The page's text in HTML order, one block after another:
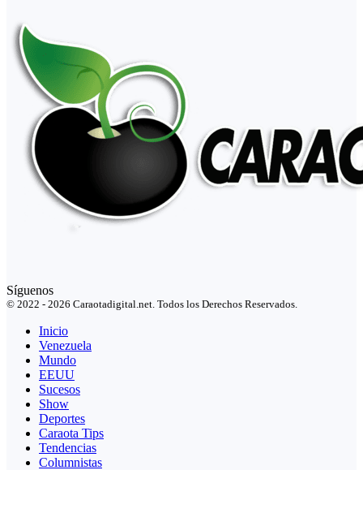
Síguenos
© 2022 - 2026 Caraotadigital.net. Todos los Derechos Reservados.
Inicio
Venezuela
Mundo
EEUU
Sucesos
Show
Deportes
Caraota Tips
Tendencias
Columnistas